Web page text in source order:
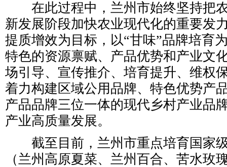
在此过程中，兰州市始终坚持把
新发展阶段加快农业现代化的重要发
提质增效为目标，以“甘味”品牌培育
特色的资源禀赋、产品优势和产业文
场引导、宣传推介、培育提升、维权
着力构建区域公用品牌、特色优势产
产品品牌三位一体的现代乡村产业品
产业高质量发展。
截至目前，兰州市重点培育国家
（兰州高原夏菜、兰州百合、苦水玫